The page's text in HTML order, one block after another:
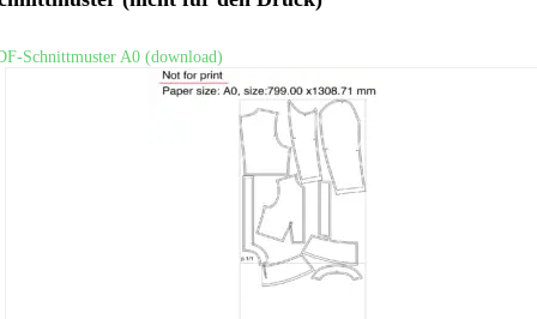
Schnittmuster A0 (download)